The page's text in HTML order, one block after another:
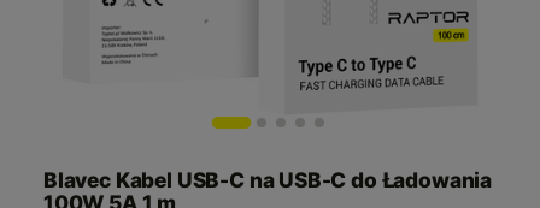
Blavec Kabel USB-C na USB-C do Ładowania
100W 5A 1 m